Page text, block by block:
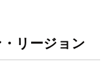
リージョン